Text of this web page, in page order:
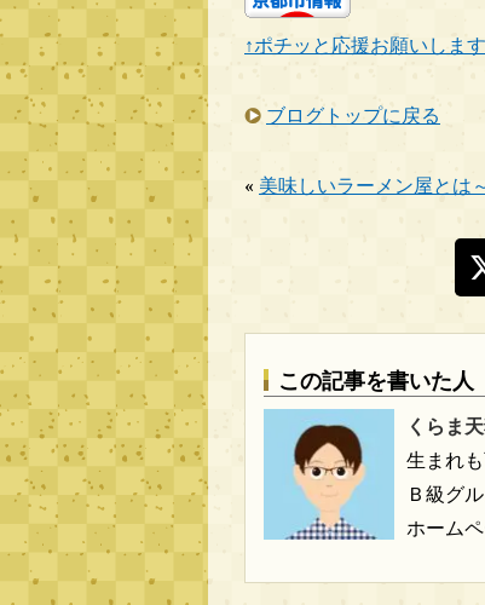
↑ポチッと応援お願いしま
ブログトップに戻る
« 美味しいラーメン屋とは
この記事を書いた人
くらま
生まれ
Ｂ級グ
ホーム